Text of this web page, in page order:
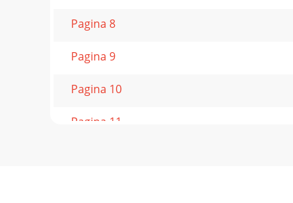
Pagina 8
Pagina 9
Pagina 10
Pagina 11